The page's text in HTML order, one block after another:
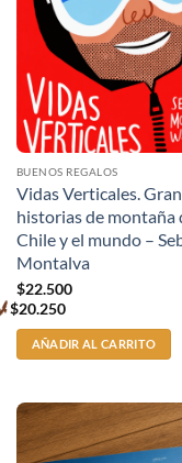
BUENOS REGALOS
Vidas Verticales.
historias de montaña
Chile y el mundo –
Montalva
$22.500
Premium
price
$20.250
AÑADIR AL CARRITO